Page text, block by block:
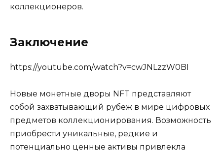
коллекционеров.
Заключение
https://youtube.com/watch?v=cwJNLzzW0BI
Новые монетные дворы NFT представляют
собой захватывающий рубеж в мире цифровых
предметов коллекционирования. Возможность
приобрести уникальные, редкие и
потенциально ценные активы привлекла